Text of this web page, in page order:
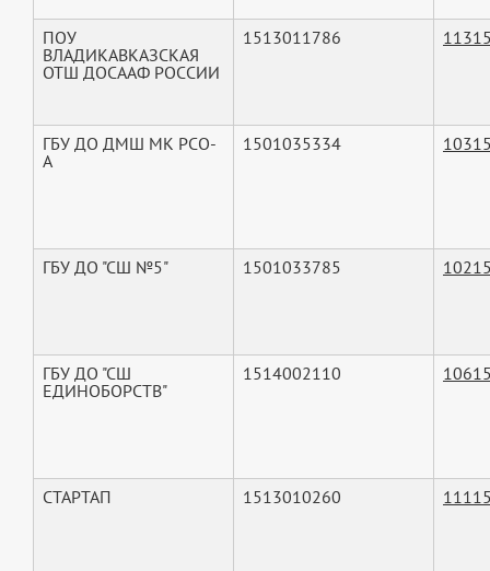
ПОУ
ВЛАДИКАВКАЗСКАЯ
ОТШ ДОСААФ РОССИИ
1513011786
ГБУ ДО ДМШ МК РСО-
А
1501035334
ГБУ ДО "СШ №5" 1501033785
ГБУ ДО "СШ
ЕДИНОБОРСТВ"
1514002110
СТАРТАП 1513010260